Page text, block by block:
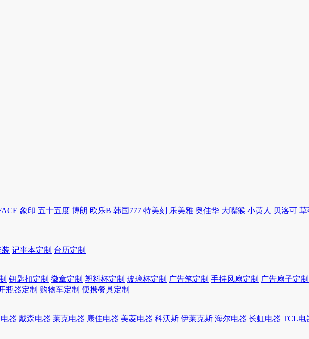
象印 五十五度 博朗 欧乐B 韩国777 特美刻 乐美雅 奥佳华 大嘴猴 小黄人 贝洛可 草
记事本定制 台历定制
钥匙扣定制 徽章定制 塑料杯定制 玻璃杯定制 广告笔定制 手持风扇定制 广告扇子定制
瓶器定制 购物车定制 便携餐具定制
器 戴森电器 莱克电器 康佳电器 美菱电器 科沃斯 伊莱克斯 海尔电器 长虹电器 TCL电